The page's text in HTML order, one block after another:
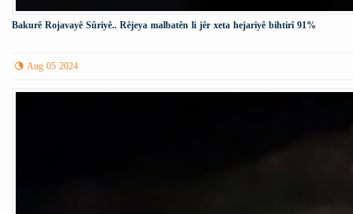
Bakurê Rojavayê Sûriyê.. Rêjeya malbatên li jêr xeta hejariyê bihtirî 91%
Aug 05 2024